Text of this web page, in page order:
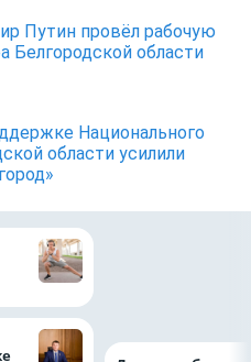
Путин провёл рабочую
Белгородской области
Национального
области усилили